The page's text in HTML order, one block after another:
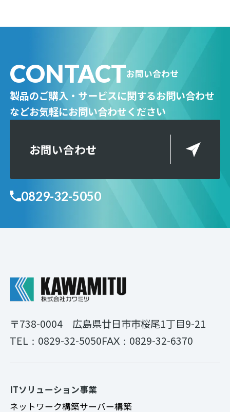
CONTACTお問い合わせ
製品のご購入・サービスに関するお問い合わせ
などお気軽にお問い合わせください
お問い合わせ
0829-32-5050
〒738-0004 広島県廿日市市桜尾1丁目9-21
TEL： 0829-32-5050FAX： 0829-32-6370
ITソリューション事業
ネットワーク構築サーバー構築